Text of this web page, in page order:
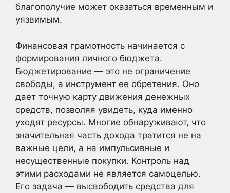
благополучие может оказаться временным и
уязвимым.
Финансовая грамотность начинается с
формирования личного бюджета.
Бюджетирование — это не ограничение
свободы, а инструмент ее обретения. Оно
дает точную карту движения денежных
средств, позволяя увидеть, куда именно
уходят ресурсы. Многие обнаруживают, что
значительная часть дохода тратится не на
важные цели, а на импульсивные и
несущественные покупки. Контроль над
этими расходами не является самоцелью.
Его задача — высвободить средства для